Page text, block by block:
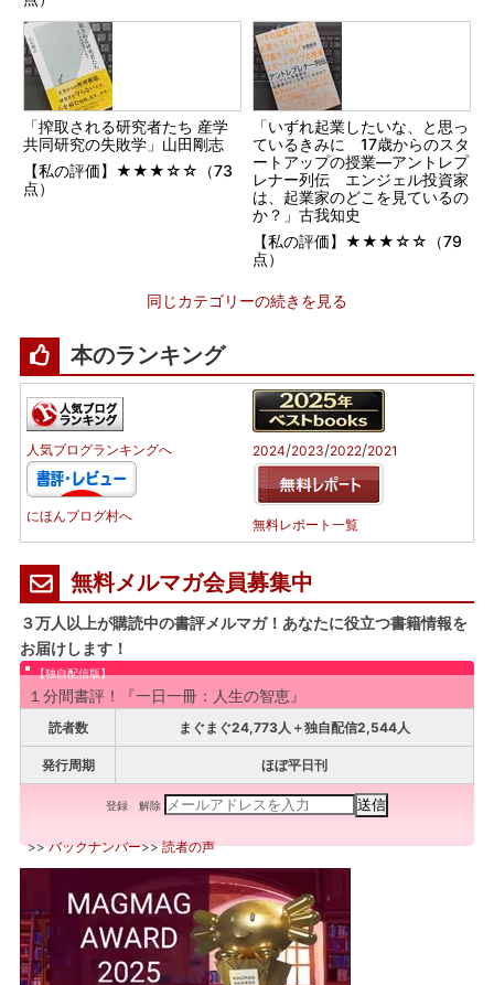
「搾取される研究者たち 産学
共同研究の失敗学」山田剛志
【私の評価】★★★☆☆（73
点）
「いずれ起業したいな、と思っ
ているきみに 17歳からのスタ
ートアップの授業―アントレプ
レナー列伝 エンジェル投資家
は、起業家のどこを見ているの
か？」古我知史
【私の評価】★★★☆☆（79
点）
同じカテゴリーの続きを見る
本のランキング
人気ブログランキングへ
にほんブログ村へ
2024/2023/2022/2021
無料レポート一覧
無料メルマガ会員募集中
３万人以上が購読中の書評メルマガ！あなたに役立つ書籍情報を
お届けします！
【独自配信版】
１分間書評！『一日一冊：人生の智恵』
読者数 まぐまぐ24,773人＋独自配信2,544人
発行周期 ほぼ平日刊
登録 解除
>>バックナンバー>>読者の声